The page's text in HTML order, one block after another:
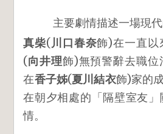
主要劇情描述一場現
真柴( 川口春奈飾)在一直以
( 向井理飾)無預警辭去職位
在香子姊(夏川結衣飾)家的
在朝夕相處的「隔壁室友
情。